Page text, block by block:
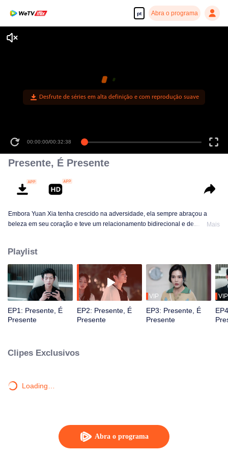
pt Abra o programa
Abra o programa
Desfrute de séries em alta definição e com reprodução suave
00:00:00/00:32:38
Presente, É Presente
Embora Yuan Xia tenha crescido na adversidade, ela sempre abraçou a
beleza em seu coração e teve um relacionamento bidirecional e de
Mais
Playlist
EP1: Presente, É
Presente
EP2: Presente, É
Presente
VIP
EP3: Presente, É
Presente
VIP
Clipes Exclusivos
Loading…